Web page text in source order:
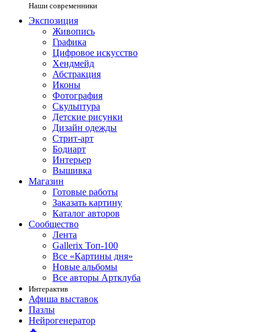
Наши современники
Экспозиция
Живопись
Графика
Цифровое искусство
Хендмейд
Абстракция
Иконы
Фотография
Скульптура
Детские рисунки
Дизайн одежды
Стрит-арт
Бодиарт
Интерьер
Вышивка
Магазин
Готовые работы
Заказать картину
Каталог авторов
Сообщество
Лента
Gallerix Топ-100
Все «Картины дня»
Новые альбомы
Все авторы Артклуба
Интерактив
Афиша выставок
Пазлы
Нейрогенератор